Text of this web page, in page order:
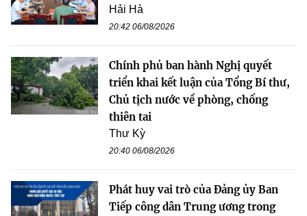
Hải Hà
20:42 06/08/2026
Chính phủ ban hành Nghị quyết
triển khai kết luận của Tổng Bí thư,
Chủ tịch nước về phòng, chống
thiên tai
Thư Kỳ
20:40 06/08/2026
Phát huy vai trò của Đảng ủy Ban
Tiếp công dân Trung ương trong